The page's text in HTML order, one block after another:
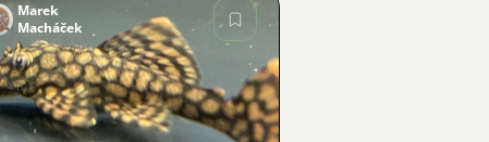
Obrázok
Marek
Macháček